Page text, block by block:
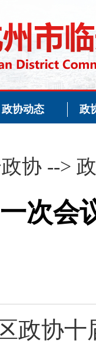
政协动态 政
协 -->
次会
政协